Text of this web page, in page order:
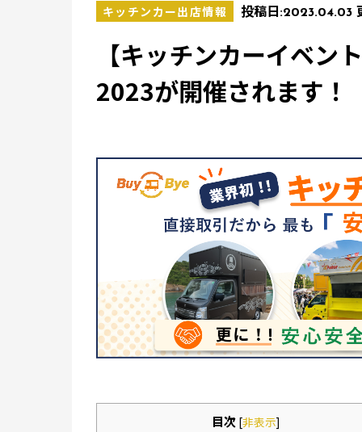
キッチンカー出店情報 投稿日:2023.04.03
【キッチンカーイベン
2023が開催されます！
目次 [非表示]